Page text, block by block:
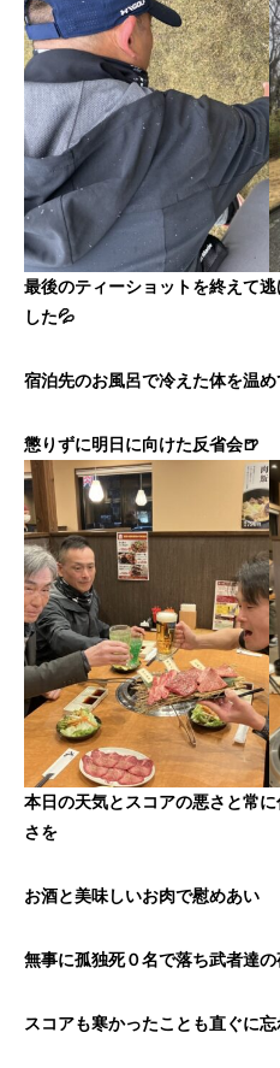
最後のティーショットを終えて
した💦
宿泊先のお風呂で冷えた体を温め
懲りずに明日に向けた反省会🍺
本日の天気とスコアの悪さと常
さを
お酒と美味しいお肉で慰めあい
無事に孤独死０名で落ち武者達
スコアも寒かったことも直ぐに